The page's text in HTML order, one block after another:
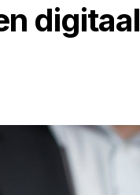
digitaal